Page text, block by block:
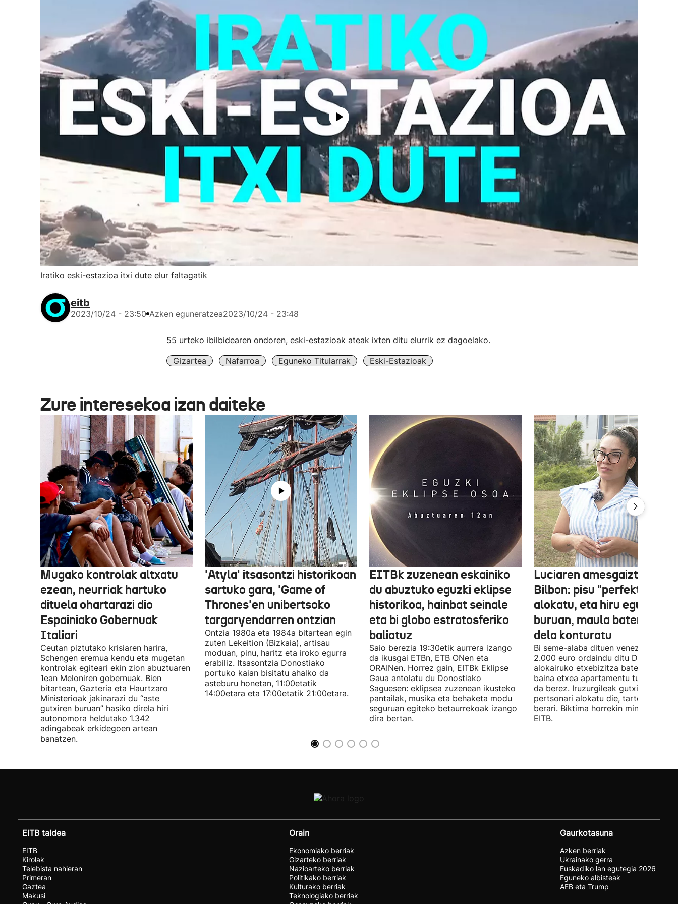
Iratiko eski-estazioa itxi dute elur faltagatik
eitb
2023/10/24 - 23:50 Azken eguneratzea2023/10/24 - 23:48
55 urteko ibilbidearen ondoren, eski-estazioak ateak ixten ditu elurrik ez dagoelako.
Gizartea Nafarroa Eguneko Titularrak Eski-Estazioak
Zure interesekoa izan daiteke
Mugako kontrolak altxatu
ezean, neurriak hartuko
dituela ohartarazi dio
Espainiako Gobernuak
Italiari
Ceutan piztutako krisiaren harira,
Schengen eremua kendu eta mugetan
kontrolak egiteari ekin zion abuztuaren
1ean Meloniren gobernuak. Bien
bitartean, Gazteria eta Haurtzaro
Ministerioak jakinarazi du “aste
gutxiren buruan” hasiko direla hiri
autonomora heldutako 1.342
adingabeak erkidegoen artean
banatzen.
'Atyla' itsasontzi historikoan
sartuko gara, 'Game of
Thrones'en unibertsoko
targaryendarren ontzian
Ontzia 1980a eta 1984a bitartean egin
zuten Lekeition (Bizkaia), artisau
moduan, pinu, haritz eta iroko egurra
erabiliz. Itsasontzia Donostiako
portuko kaian bisitatu ahalko da
asteburu honetan, 11:00etatik
14:00etara eta 17:00etatik 21:00etara.
EITBk zuzenean eskainiko
du abuztuko eguzki eklipse
historikoa, hainbat seinale
eta bi globo estratosferiko
baliatuz
Saio berezia 19:30etik aurrera izango
da ikusgai ETBn, ETB ONen eta
ORAINen. Horrez gain, EITBk Eklipse
Gaua antolatu du Donostiako
Saguesen: eklipsea zuzenean ikusteko
pantailak, musika eta behaketa modu
seguruan egiteko betaurrekoak izango
dira bertan.
Luciaren amesgaiztoa
Bilbon: pisu "perfektua"
alokatu, eta hiru egunen
buruan, maula baten
dela konturatu
Bi seme-alaba dituen venezuelar
2.000 euro ordaindu ditu Deustun
alokairuko etxebizitza batengatik,
baina etxea apartamentu turistiko bat
da berez. Iruzurgileak gutxienez 10
pertsonari alokatu die, tartean Luciari
berari. Biktima horrekin mintzatu da
EITB.
EITB taldea
EITB
Kirolak
Telebista nahieran
Primeran
Gaztea
Makusi
Orain
Ekonomiako berriak
Gizarteko berriak
Nazioarteko berriak
Politikako berriak
Kulturako berriak
Teknologiako berriak
Gaurkotasuna
Azken berriak
Ukrainako gerra
Euskadiko lan egutegia 2026
Eguneko albisteak
AEB eta Trump